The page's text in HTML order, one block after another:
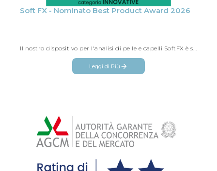
Soft FX - Nominato Best Product Award 2026
Il nostro dispositivo per l'analisi di pelle e capelli SoftFX è stato selezionato per le finali del prestigioso Best Product Award 2026
Leggi di Più